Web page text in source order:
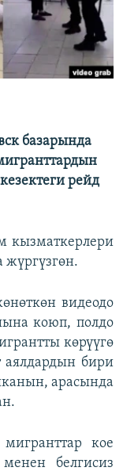
базарында
рейд
кызматкерлери
жүргүзгөн.
видеодо
коюп, полдо
көрүүгө
аялдардын бири
арасында
кое
белгисиз